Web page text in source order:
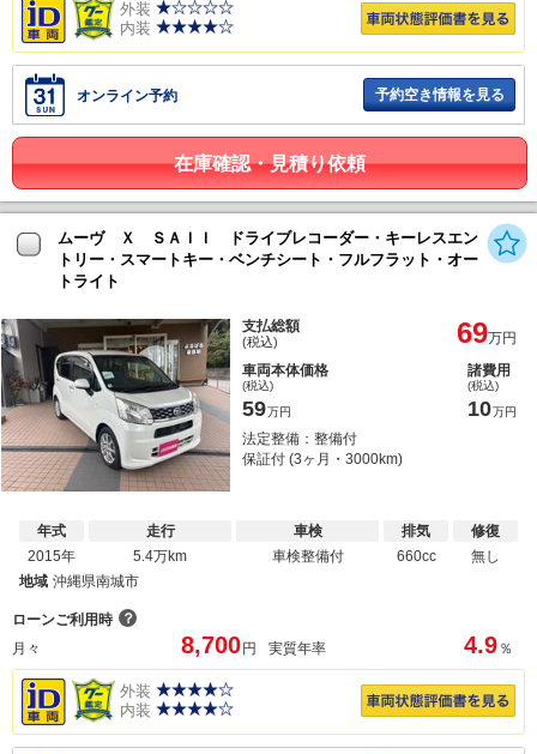
外装
内装
オンライン予約 予約空き情報を見る
在庫確認・見積り依頼
ムーヴ Ｘ ＳＡＩＩ ドライブレコーダー・キーレスエン
トリー・スマートキー・ベンチシート・フルフラット・オー
トライト
支払総額
(税込) 69万円
車両本体価格
(税込)
59万円
諸費用
(税込)
10万円
法定整備：整備付
保証付 (3ヶ月・3000km)
年式
2015年
走行
5.4万km
車検
車検整備付
排気
660cc
修復
無し
地域 沖縄県南城市
ローンご利用時 ？
月々
8,700 円 実質年率 4.9 ％
外装
内装